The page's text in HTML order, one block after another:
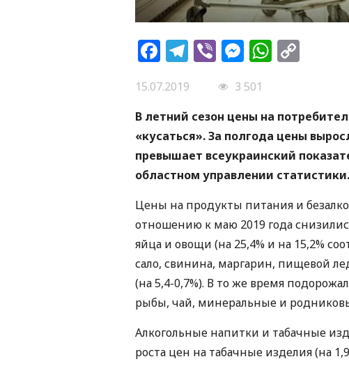
Facebook
Telegram
ViberMessenger
15.07.2019
3 501
В летний сезон цены на
«кусаться». За полгода цены
превышает всеукраинский
областном управлении статистики.
Цены на продукты питания и
отношению к маю 2019 года
яйца и овощи (на 25,4% и на 15,2%
сало, свинина, маргарин, пищевой
(на 5,4-0,7%). В то же время
рыбы, чай, минеральные и
Алкогольные напитки и табачные
роста цен на табачные изделия (на